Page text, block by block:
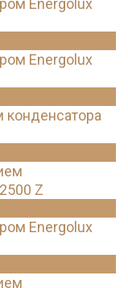
Energolux
Energolux
Z
Energolux